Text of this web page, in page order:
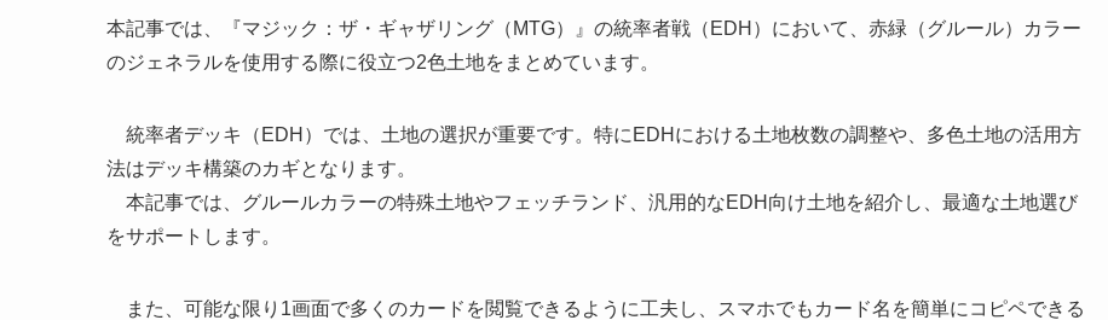
本記事では、『マジック：ザ・ギャザリング（MTG）』の統率者戦（EDH）において、赤緑（グルール）カラー
のジェネラルを使用する際に役立つ2色土地をまとめています。
統率者デッキ（EDH）では、土地の選択が重要です。特にEDHにおける土地枚数の調整や、多色土地の活用方
法はデッキ構築のカギとなります。
本記事では、グルールカラーの特殊土地やフェッチランド、汎用的なEDH向け土地を紹介し、最適な土地選び
をサポートします。
また、可能な限り1画面で多くのカードを閲覧できるように工夫し、スマホでもカード名を簡単にコピペできる